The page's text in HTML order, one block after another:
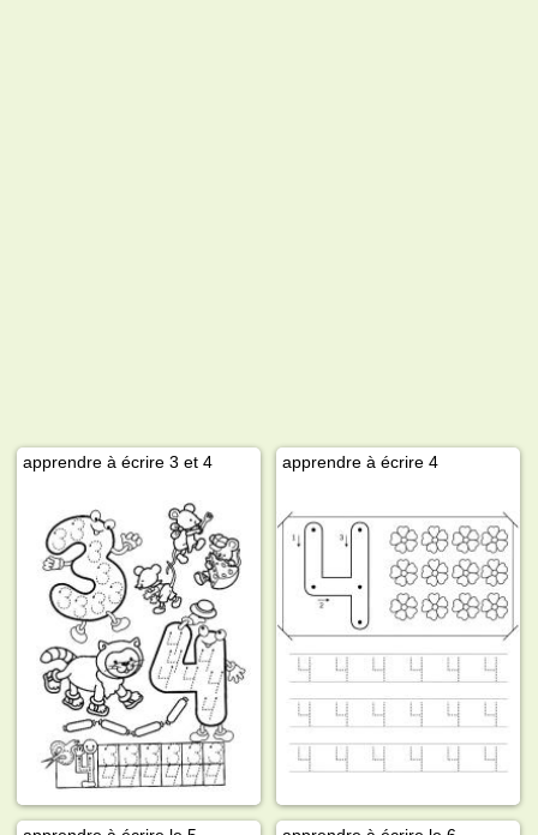
apprendre à écrire 3 et 4 apprendre à écrire 4